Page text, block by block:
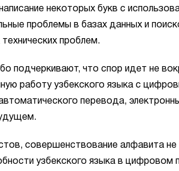
некоторых букв с
проблемы в базах данных и
проблем.
подчеркивают, что спор идет не
работу узбекского языка с
перевода,
совершенствование алфавита
узбекского языка в